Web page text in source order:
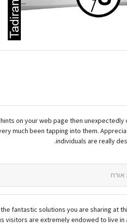
on your web page then
much been tapping into them.
individuals are really
אורח
fantastic solutions you are sharing
visitors are extremely endowed to live